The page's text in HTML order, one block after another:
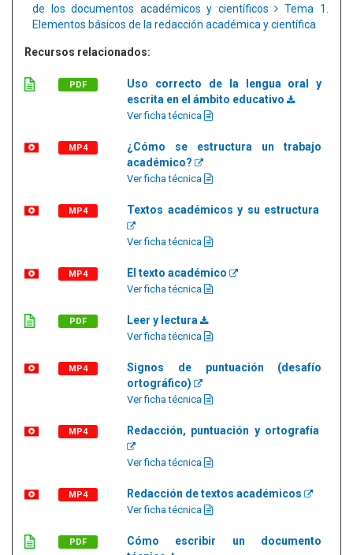
de los documentos académicos y científicos
Tema 1.
Elementos básicos de la redacción académica y científica
Recursos relacionados:
PDF
Uso correcto de la lengua oral y
escrita en el ámbito educativo
Ver ficha técnica
MP4
¿Cómo se estructura un trabajo
académico?
Ver ficha técnica
MP4 Textos académicos y su estructura
Ver ficha técnica
MP4 El texto académico
Ver ficha técnica
PDF Leer y lectura
Ver ficha técnica
MP4
Signos de puntuación (desafío
ortográfico)
Ver ficha técnica
MP4 Redacción, puntuación y ortografía
Ver ficha técnica
MP4 Redacción de textos académicos
Ver ficha técnica
PDF
Cómo escribir un documento